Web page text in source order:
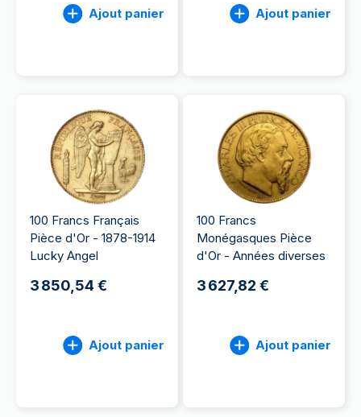
Ajout panier Ajout panier
100 Francs Français
Pièce d'Or - 1878-1914
Lucky Angel
3 850,54 €
Ajout panier
100 Francs
Monégasques Pièce
d'Or - Années diverses
3 627,82 €
Ajout panier